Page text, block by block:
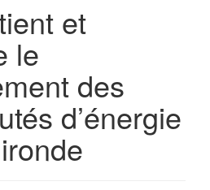
et
le
des
d’énergie